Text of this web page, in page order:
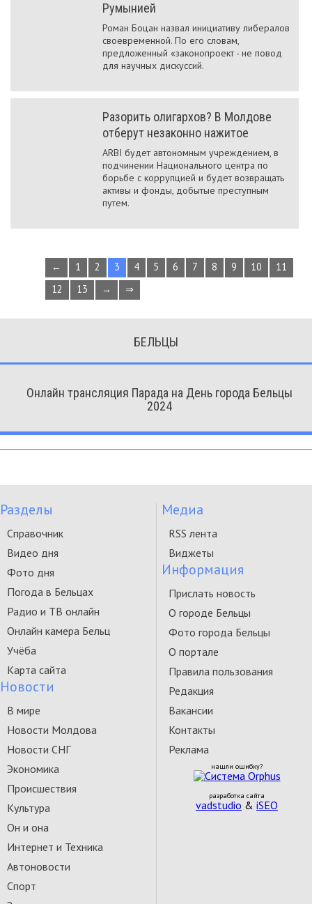
Румынией
Роман Боцан назвал инициативу либералов
своевременной. По его словам,
предложенный «законопроект - не повод
для научных дискуссий.
Разорить олигархов? В Молдове
отберут незаконно нажитое
ARBI будет автономным учреждением, в
подчинении Национального центра по
борьбе с коррупцией и будет возвращать
активы и фонды, добытые преступным
путем.
← 1 2 3 4 5 6 7 8 9 10
11
12
13 → ⇒
БЕЛЬЦЫ
Онлайн трансляция Парада на День города Бельцы
2024
Разделы
Справочник
Видео дня
Фото дня
Погода в Бельцах
Радио и ТВ онлайн
Онлайн камера Бельц
Учёба
Карта сайта
Новости
В мире
Новости Молдова
Новости СНГ
Экономика
Происшествия
Культура
Он и она
Интернет и Техника
Автоновости
Спорт
Медиа
RSS лента
Виджеты
Информация
Прислать новость
О городе Бельцы
Фото города Бельцы
О портале
Правила пользования
Редакция
Вакансии
Контакты
Реклама
нашли ошибку?
разработка сайта
vadstudio & iSEO